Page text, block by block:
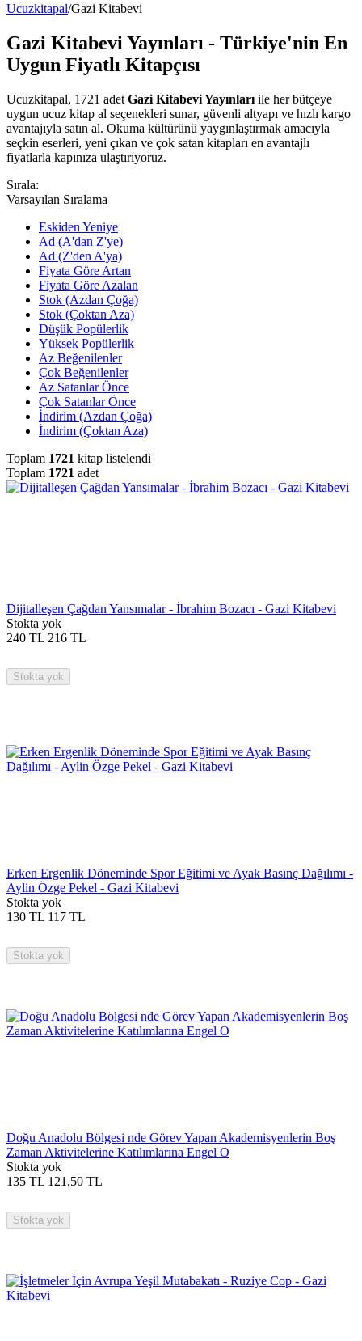
Ucuzkitapal/Gazi Kitabevi
Gazi Kitabevi Yayınları - Türkiye'nin En
Uygun Fiyatlı Kitapçısı
Ucuzkitapal, 1721 adet Gazi Kitabevi Yayınları ile her bütçeye
uygun ucuz kitap al seçenekleri sunar, güvenli altyapı ve hızlı kargo
avantajıyla satın al. Okuma kültürünü yaygınlaştırmak amacıyla
seçkin eserleri, yeni çıkan ve çok satan kitapları en avantajlı
fiyatlarla kapınıza ulaştırıyoruz.
Sırala:
Varsayılan Sıralama
Eskiden Yeniye
Ad (A'dan Z'ye)
Ad (Z'den A'ya)
Fiyata Göre Artan
Fiyata Göre Azalan
Stok (Azdan Çoğa)
Stok (Çoktan Aza)
Düşük Popülerlik
Yüksek Popülerlik
Az Beğenilenler
Çok Beğenilenler
Az Satanlar Önce
Çok Satanlar Önce
İndirim (Azdan Çoğa)
İndirim (Çoktan Aza)
Toplam 1721 kitap listelendi
Toplam 1721 adet
Dijitalleşen Çağdan Yansımalar - İbrahim Bozacı - Gazi Kitabevi
Stokta yok
240 TL 216 TL
Stokta yok
Erken Ergenlik Döneminde Spor Eğitimi ve Ayak Basınç Dağılımı -
Aylin Özge Pekel - Gazi Kitabevi
Stokta yok
130 TL 117 TL
Stokta yok
Doğu Anadolu Bölgesi nde Görev Yapan Akademisyenlerin Boş
Zaman Aktivitelerine Katılımlarına Engel O
Stokta yok
135 TL 121,50 TL
Stokta yok